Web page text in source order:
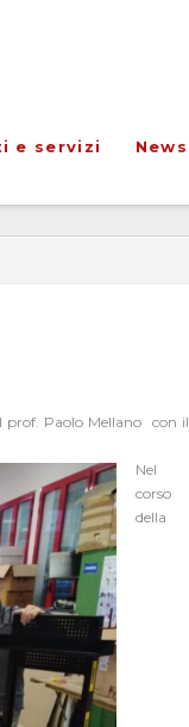
e servizi News
Paolo Mellano con il
Nel
corso
della